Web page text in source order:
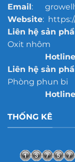
Email:
Website:
Liên hệ sản
Oxit nhôm
Hotline
Liên hệ sản
Phòng phun bi
THỐNG KÊ